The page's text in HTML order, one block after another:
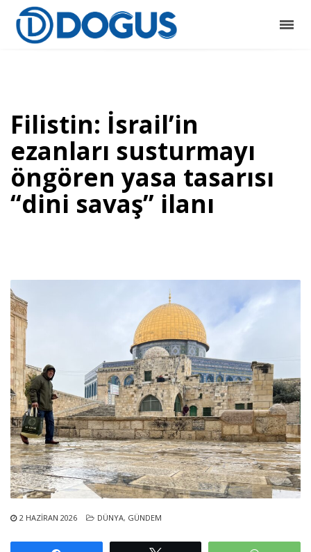
Filistin: İsrail’in
ezanları susturmayı
öngören yasa tasarısı
“dini savaş” ilanı
2 HAZIRAN 2026 DÜNYA, GÜNDEM